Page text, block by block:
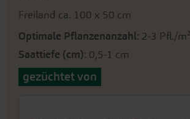
Freiland ca. 100 x 50 cm
Optimale Pflanzenanzahl: 2-3 Pfl./m²
Saattiefe (cm): 0,5-1 cm
gezüchtet von